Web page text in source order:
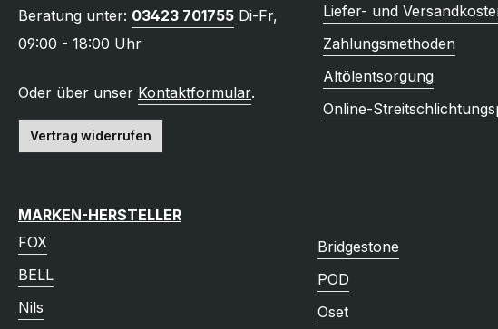
Beratung unter: 03423 701755 Di-Fr,
09:00 - 18:00 Uhr
Oder über unser Kontaktformular.
Vertrag widerrufen
Liefer- und
Zahlungsmethoden
Altölentsorgung
Online-
MARKEN-HERSTELLER
FOX
BELL
Nils
Bridgestone
POD
Oset